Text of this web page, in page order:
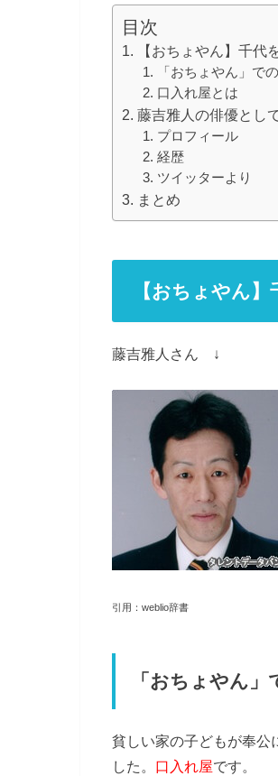
目次
【おちょやん】千代
「おちょやん」で
口入れ屋とは
藤吉雅人の俳優とし
プロフィール
経歴
ツイッターより
まとめ
【おちょやん
藤吉雅人さん ↓
引用：weblio辞書
「おちょやん
貧しい家の子どもが奉公
した。 口入れ屋です。